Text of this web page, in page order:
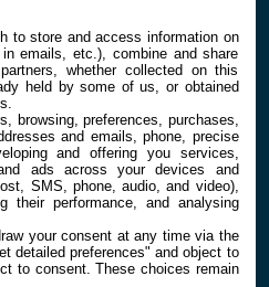
À PROPOS
La rédaction
Contact
to store and access information on
emails, etc.), combine and share
whether collected on this
held by some of us, or obtained
browsing, preferences, purchases,
and emails, phone, precise
and offering you services,
ads across your devices and
SMS, phone, audio, and video),
their performance, and analysing
your consent at any time via the
detailed preferences" and object to
to consent. These choices remain